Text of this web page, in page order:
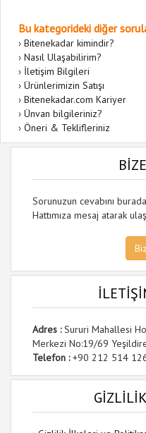
Bu kategorideki diğer
› Bitenekadar kimindir?
› Nasıl Ulaşabilirim?
› İletişim Bilgileri
› Ürünlerimizin Satışı
› Bitenekadar.com Kariyer
› Ünvan bilgileriniz?
› Öneri & Teklifleriniz
Sorunuzun cevabını
Hattımıza mesaj atarak
Adres :Sururi Mahallesi
Merkezi No:19/69
Telefon :+90 212 514